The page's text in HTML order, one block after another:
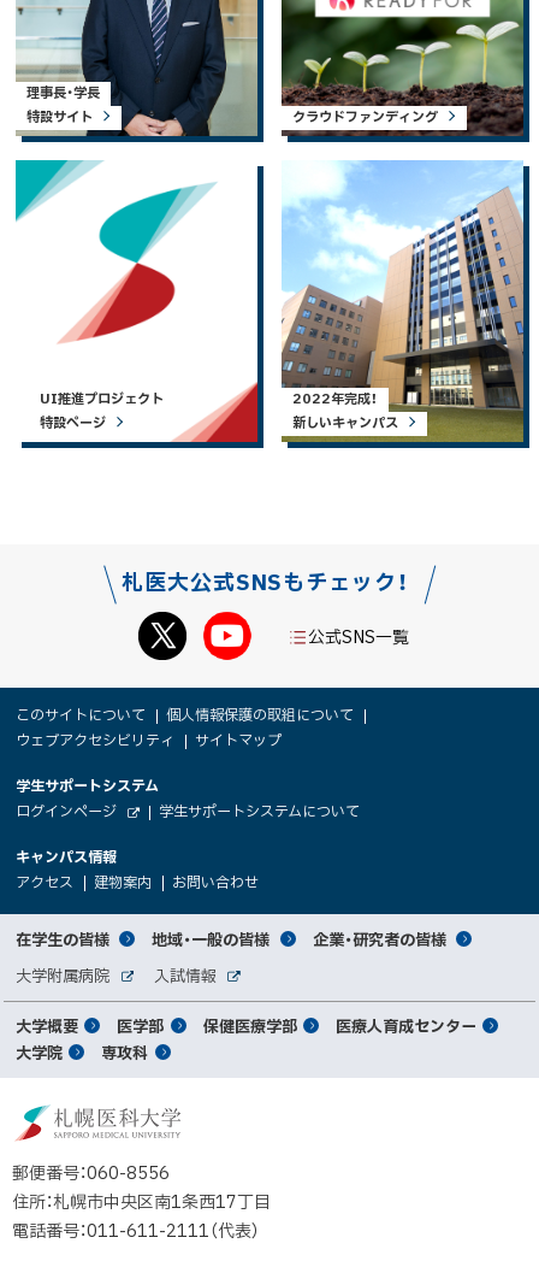
理事長・学長
特設サイト
クラウドファンディング
UI推進プロジェクト
特設ページ
2022年完成！
新しいキャンパス
札医大公式SNSもチェック！
公式SNS一覧
サ
イ
ト
報
このサイトについて
個人情報保護の取組について
ウェブアクセシビリティ
サイトマップ
大
学
関
者
向
け
学生サポートシステム
ログインページ
イ
ト
（
新
ィ
ド
ウ
で
開
き
ま
す
学生サポートシステムについて
キャンパス情報
アクセス
（
新
規
ウ
ィ
ン
ド
ウ
で
開
き
ま
）
建物案内
（
新
規
ウ
ィ
ン
ド
ウ
で
き
ま
）
お問い合わせ
規
ウ
ィ
ウ
で
開
ま
サ
イ
ト
マ
プ
対
象
者
別
メ
ュ
ー
在学生の皆様 地域・一般の皆様 企業・研究者の皆様
関
連
サ
大学附属病院
サ
イ
ト
入試情報
サ
メ
イ
メ
ュ
ー
大学概要 医学部 保健医療学部
医療人育成センター
大学院
専攻科
立
大
郵便番号：060-8556
住所：札幌市中央区南1条西17丁目
電話番号：011-611-2111（代表）